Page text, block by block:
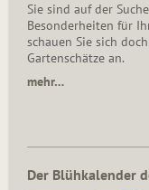
Sie sind auf der
Besonderheiten für
schauen Sie sich
Gartenschätze an.
mehr…
Der Blühkalender